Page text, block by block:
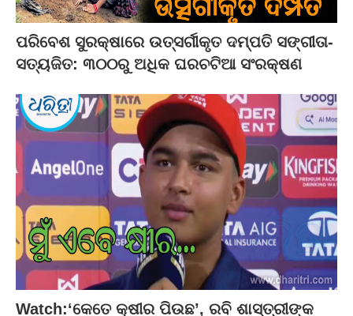
ପରିବେଶ ସୁରକ୍ଷାରେ ଉତ୍ସର୍ଗୀକୃତ ଦମ୍ପତି ସଙ୍ଗୀତା-
ସତ୍ୟଜିତ: ୩୦୦ରୁ ଅଧିକ ଘରଚଟିଆ ସଂରକ୍ଷଣ
Watch:‘କେତେ କ୍ଷୀର ପିଉଛ’, ରବି ଶାସ୍ତ୍ରୀଙ୍କ